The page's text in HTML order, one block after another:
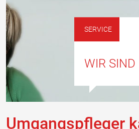
SERVICE
WIR SIND
Umgangspfleger